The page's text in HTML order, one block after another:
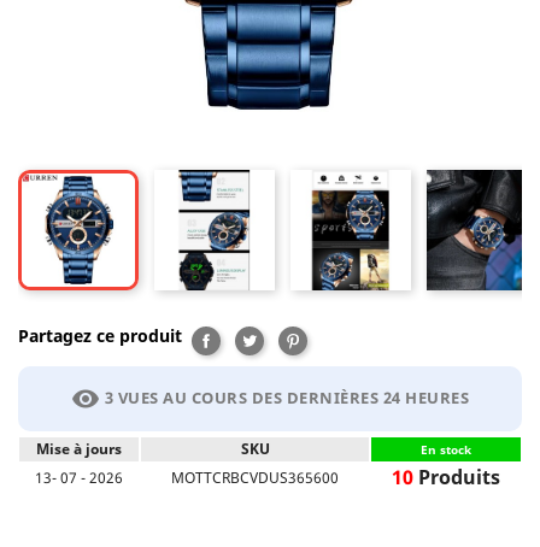
Partagez ce produit Partager
TweetPinterest
visibility 3 VUES AU COURS DES DERNIÈRES 24 HEURES
Mise à jours SKU En stock
13- 07 - 2026 MOTTCRBCVDUS365600 10 Produits